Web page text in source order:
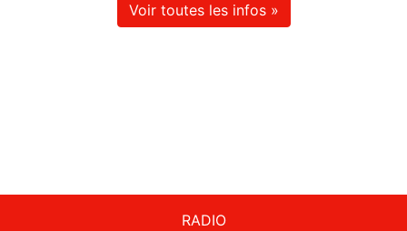
Voir toutes les infos »
RADIO